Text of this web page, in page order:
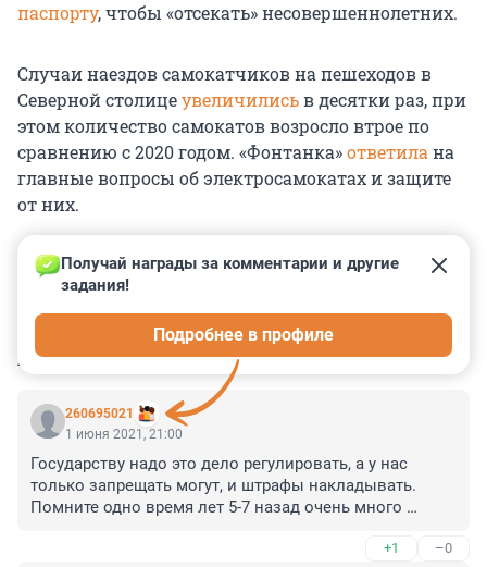
паспорту, чтобы «отсекать» несовершеннолетних.
Случаи наездов самокатчиков на пешеходов в
Северной столицеувеличилисьв десятки раз, при
этом количество самокатов возросло втрое по
сравнению с 2020 годом. «Фонтанка»ответилана
главные вопросы об электросамокатах и защите
от них.
КОММЕНТАРИИ 42
260695021
Получай награды за комментарии и другие
задания!
Подробнее в профиле
1 июня 2021, 21:00
Государству надо это дело регулировать, а у нас
только запрещать могут, и штрафы накладывать.
Помните одно время лет 5-7 назад очень много
+1 –0